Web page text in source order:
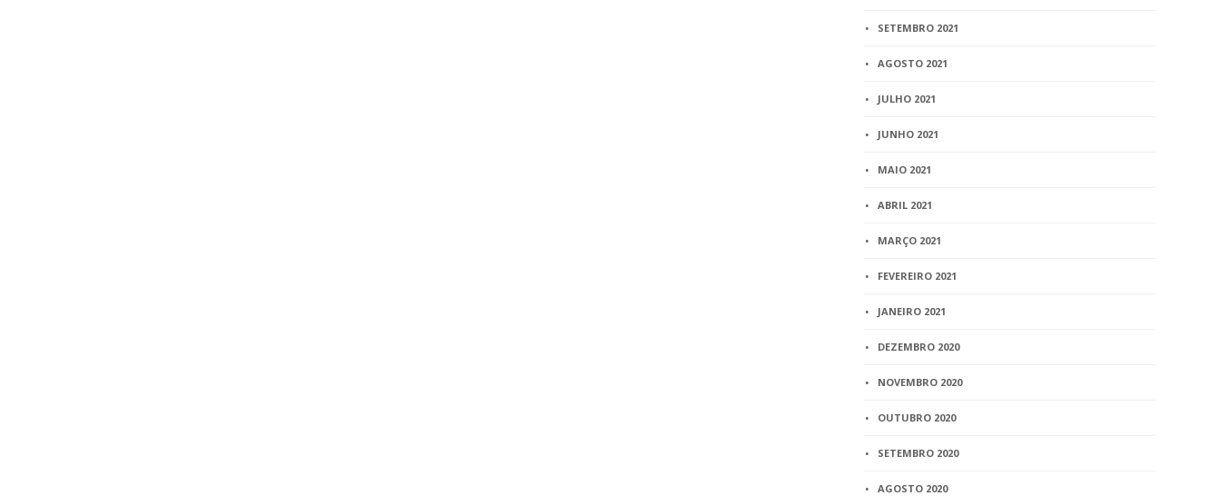
SETEMBRO 2021
AGOSTO 2021
JULHO 2021
JUNHO 2021
MAIO 2021
ABRIL 2021
MARÇO 2021
FEVEREIRO 2021
JANEIRO 2021
DEZEMBRO 2020
NOVEMBRO 2020
OUTUBRO 2020
SETEMBRO 2020
AGOSTO 2020